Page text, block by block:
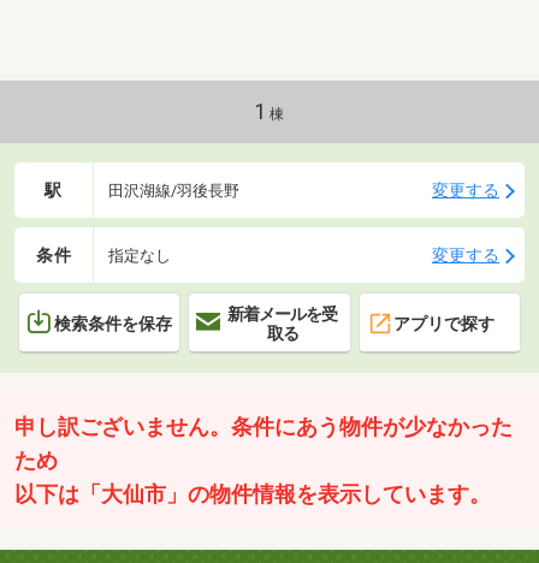
1 棟
駅 田沢湖線/羽後長野 変更する
条件 指定なし 変更する
検索条件を保存
新着メールを受
取る
アプリで探す
申し訳ございません。条件にあう物件が少なかった
ため
以下は「大仙市」の物件情報を表示しています。